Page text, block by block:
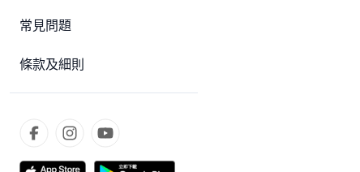
常見問題
條款及細則